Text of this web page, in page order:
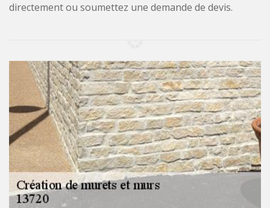
directement ou soumettez une demande de devis.